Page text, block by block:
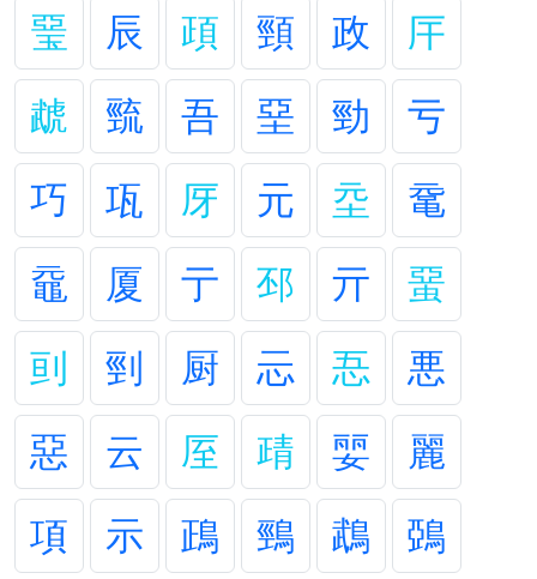
琧
辰 頙 頸 政
厈
虣
巰 吾 堊 勁
亏
巧
瓨 厊 元 坖
鼋
黿
厦 亍 邳 亓
蝁
刯
剄 厨 忈 忢
悪
惡
云 厔 靕 婯
麗
項
示 鴊 鵛 鵡
鵶